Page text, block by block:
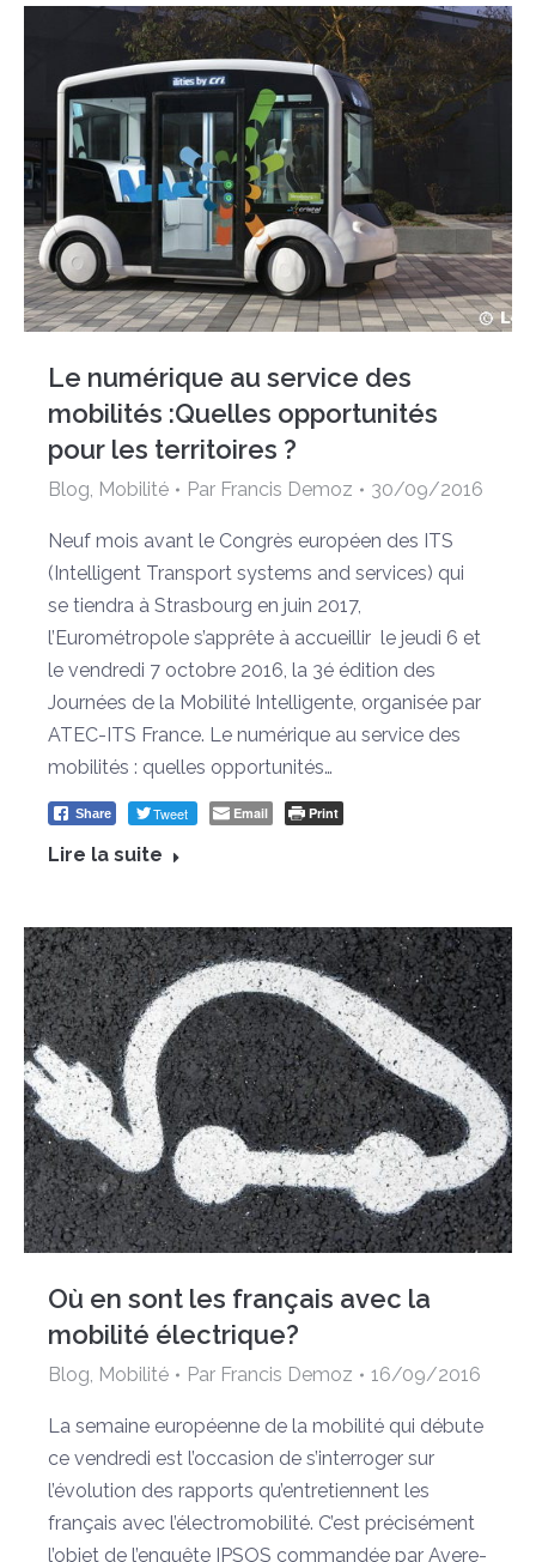
Le numérique au service des
mobilités :Quelles opportunités
pour les territoires ?
Blog, Mobilité Par Francis Demoz 30/09/2016
Neuf mois avant le Congrès européen des ITS
(Intelligent Transport systems and services) qui
se tiendra à Strasbourg en juin 2017,
l’Eurométropole s’apprête à accueillir le jeudi 6 et
le vendredi 7 octobre 2016, la 3é édition des
Journées de la Mobilité Intelligente, organisée par
ATEC-ITS France. Le numérique au service des
mobilités : quelles opportunités…
Share Tweet Email Print
Lire la suite
Où en sont les français avec la
mobilité électrique?
Blog, Mobilité Par Francis Demoz 16/09/2016
La semaine européenne de la mobilité qui débute
ce vendredi est l’occasion de s’interroger sur
l’évolution des rapports qu’entretiennent les
français avec l’électromobilité. C’est précisément
l’objet de l’enquête IPSOS commandée par Avere-